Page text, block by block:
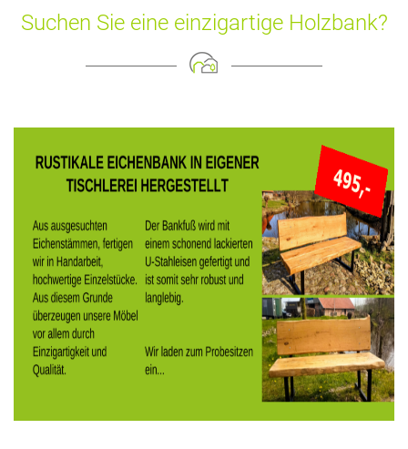
Suchen Sie eine einzigartige Holzbank?